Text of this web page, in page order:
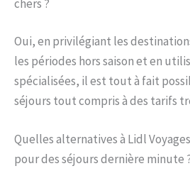
chers ?
Oui, en privilégiant les
les périodes hors saison et en
spécialisées, il est tout à fait
séjours tout compris à des tarifs
Quelles alternatives à Lidl
pour des séjours dernière minute